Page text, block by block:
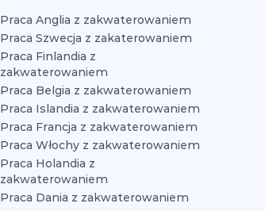
Praca Anglia z zakwaterowaniem
Praca Szwecja z zakaterowaniem
Praca Finlandia z
zakwaterowaniem
Praca Belgia z zakwaterowaniem
Praca Islandia z zakwaterowaniem
Praca Francja z zakwaterowaniem
Praca Włochy z zakwaterowaniem
Praca Holandia z
zakwaterowaniem
Praca Dania z zakwaterowaniem